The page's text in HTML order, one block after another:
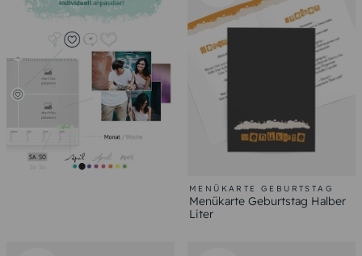
MENÜKARTE GEBURTSTAG
Menükarte Geburtstag Halber
Liter